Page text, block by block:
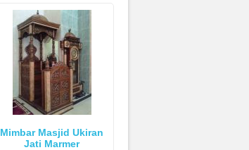
Mimbar Masjid Ukiran
Jati Marmer